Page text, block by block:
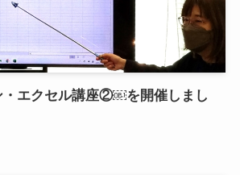
・エクセル講座②￼を開催しまし